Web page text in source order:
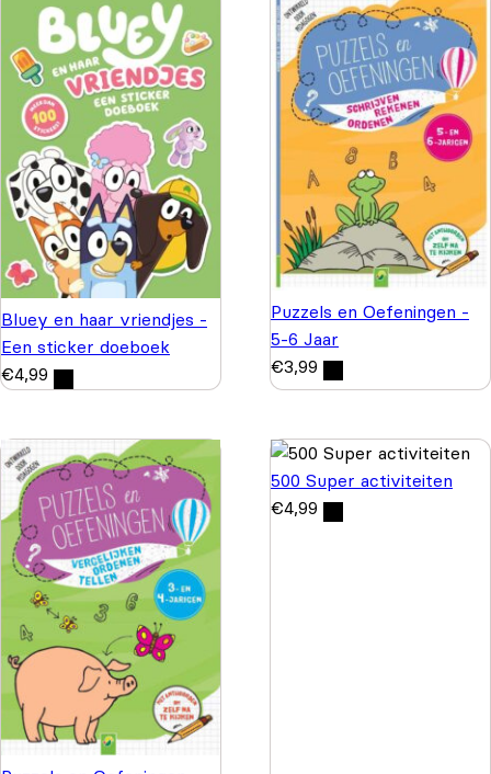
Bluey en haar vriendjes -
Een sticker doeboek
€4,99
Puzzels en Oefeningen -
5-6 Jaar
€3,99
500 Super activiteiten
€4,99